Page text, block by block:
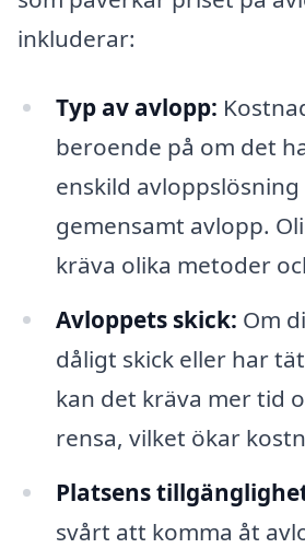
inkluderar:
Typ av avlopp:
beroende på om det
enskild
gemensamt avlopp.
kräva olika metoder
Avloppets skick: Om
dåligt skick eller har
kan det kräva mer tid
rensa, vilket ökar
Platsens
svårt att komma åt